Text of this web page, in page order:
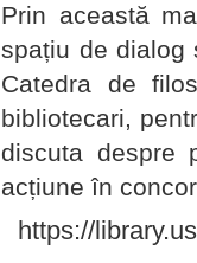
Prin această
spațiu de dialog
Catedra de
bibliotecari,
discuta despre
acțiune în
https://